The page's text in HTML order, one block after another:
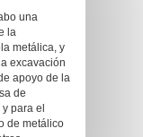
una
la
metálica, y
excavación
apoyo de la
de
para el
de metálico